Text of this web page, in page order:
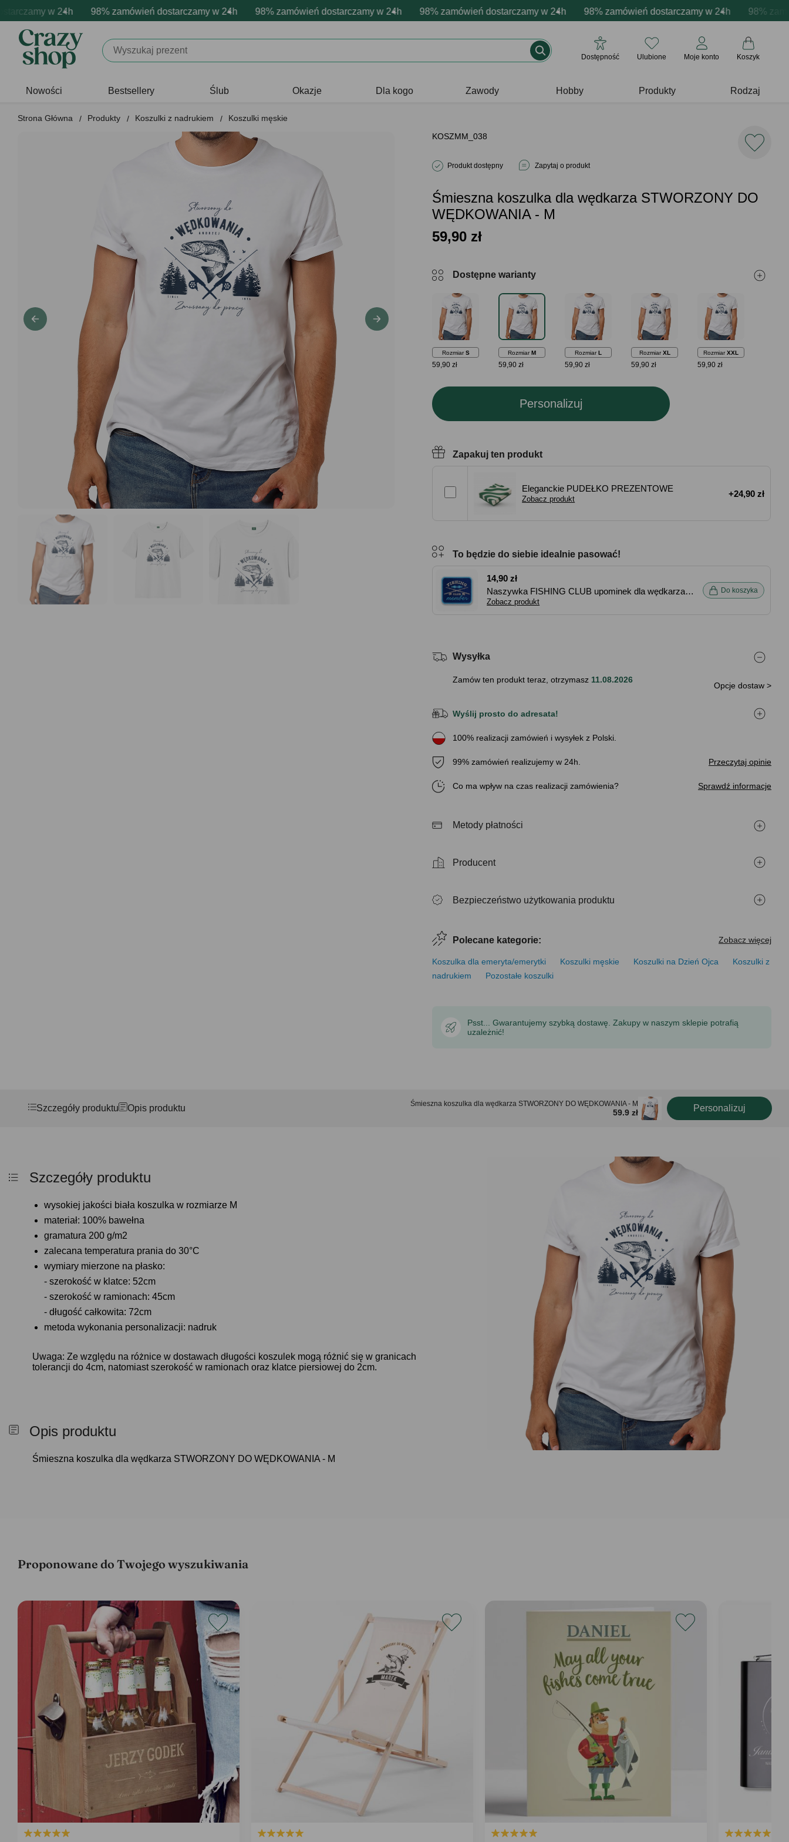
w 24h 98% zamówień dostarczamy w 24h 98% zamówień dostarczamy w 24h 98% zamówień dostarczamy w 24h 98% zamówień dostarczamy w 24h 98%
personalizacja produktów Profesjonalna i darmowa personalizacja produktów Profesjonalna i darmowa personalizacja produktów Profesjonalna i darmowa personalizacja
emocje - zawsze udane prezenty Prezentujemy pozytywne emocje - zawsze udane prezenty Prezentujemy pozytywne emocje - zawsze udane prezenty Prezentujemy
Dostępność Ulubione Moje konto Koszyk
Nowości Bestsellery Ślub Okazje Dla kogo Zawody Hobby Produkty Rodzaj
Strona Główna Produkty Koszulki z nadrukiem
Koszulki męskie
KOSZMM_038
Produkt dostępny Zapytaj o produkt
Śmieszna koszulka dla wędkarza STWORZONY DO
WĘDKOWANIA - M
59,90 zł
Dostępne warianty
Rozmiar S
59,90 zł
RozmiarM
59,90 zł
RozmiarL
59,90 zł
Rozmiar XL
59,90 zł
RozmiarXXL
59,90 zł
Personalizuj
Zapakuj ten produkt
Eleganckie PUDEŁKO PREZENTOWE
Zobacz produkt
+24,90 zł
To będzie do siebie idealnie pasować!
14,90 zł
Naszywka FISHING CLUB upominek dla wędkarza
8,2 x 7,3 cm
Zobacz produkt
Do koszyka
Wysyłka
Zamów ten produkt teraz, otrzymasz 11.08.2026
Opcje dostaw >
Wyślij prosto do adresata!
100% realizacji zamówień i wysyłek z Polski.
99% zamówień realizujemy w 24h. Przeczytaj opinie
Co ma wpływ na czas realizacji zamówienia Sprawdź informacje
Metody płatności
Producent
Bezpieczeństwo użytkowania produktu
Polecane kategorie: Zobacz więcej
Koszulka dla emeryta/emerytki Koszulki męskie Koszulki na Dzień Ojca
Koszulki z
nadrukiem
Pozostałe koszulki
Psst... Gwarantujemy szybką dostawę. Zakupy w naszym sklepie potrafią
uzależnić!
Szczegóły produktu Opis produktu Śmieszna koszulka dla wędkarza STWORZONY DO WĘDKOWANIA - M
59.9 zł Personalizuj
Szczegóły produktu
wysokiej jakości biała koszulka w rozmiarze M
materiał: 100% bawełna
gramatura 200 g/m2
zalecana temperatura prania do 30°C
wymiary mierzone na płasko:
- szerokość w klatce: 52cm
- szerokość w ramionach: 45cm
- długość całkowita: 72cm
metoda wykonania personalizacji: nadruk
Uwaga: Ze względu na różnice w dostawach długości koszulek mogą różnić się w granicach
tolerancji do 4cm, natomiast szerokość w ramionach oraz klatce piersiowej do 2cm.
Opis produktu
Śmieszna koszulka dla wędkarza STWORZONY DO WĘDKOWANIA - M
Proponowane do Twojego wyszukiwania